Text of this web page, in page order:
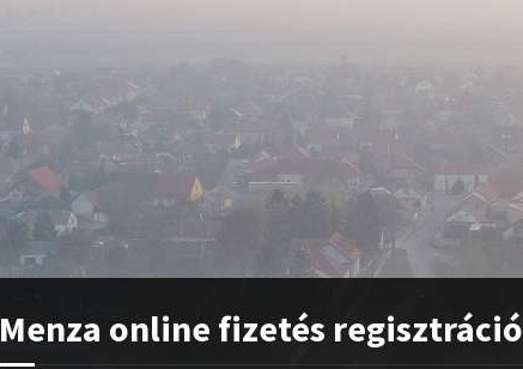
Menza online fizetés regisztráció